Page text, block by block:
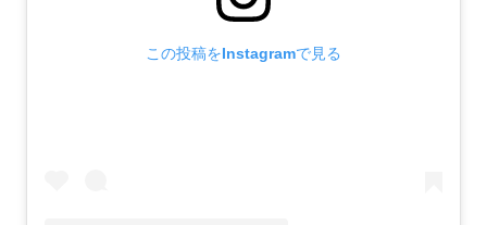
この投稿をInstagramで見る